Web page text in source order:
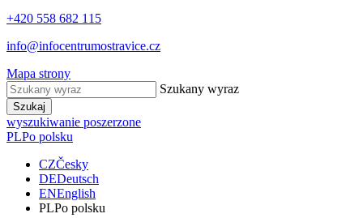
+420 558 682 115
info@infocentrumostravice.cz
Mapa strony
Szukany wyraz
Szukaj
wyszukiwanie poszerzone
PLPo polsku
CZČesky
DEDeutsch
ENEnglish
PLPo polsku